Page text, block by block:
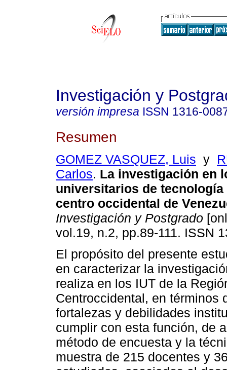
Investigación y
versión impresa ISSN 1316-
Resumen
GOMEZ VASQUEZ, Luis y
Carlos. La investigación en
universitarios de tecnología
centro occidental de
Investigación y Postgrado
vol.19, n.2, pp.89-111. ISSN
El propósito del presente
en caracterizar la
realiza en los IUT de la
Centroccidental, en términos
fortalezas y debilidades
cumplir con esta función, de
método de encuesta y la
muestra de 215 docentes y